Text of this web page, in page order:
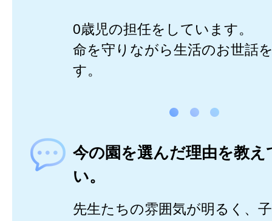
0歳児の担任をしています。
命を守りながら生活のお世話
す。
今の園を選んだ理由を教え
い。
先生たちの雰囲気が明るく、